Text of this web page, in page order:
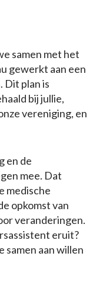
samen met het
gewerkt aan een
Dit plan is
bij jullie,
vereniging, en
en de
mee. Dat
medische
opkomst van
veranderingen.
eruit?
samen aan willen